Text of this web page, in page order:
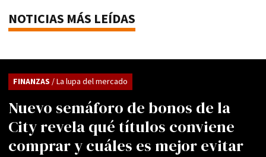
NOTICIAS MÁS LEÍDAS
Nuevo semáforo de bonos de la
City revela qué títulos conviene
comprar y cuáles es mejor evitar
FINANZAS / La lupa del mercado